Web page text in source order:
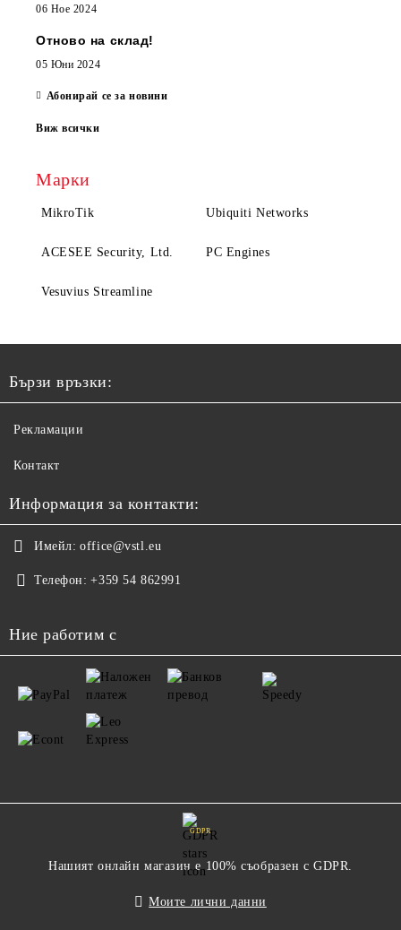
06 Ное 2024
Отново на склад!
05 Юни 2024
Абонирай се за новини
Виж всички
Марки
MikroTik Ubiquiti Networks
ACESEE Security, Ltd. PC Engines
Vesuvius Streamline
Бързи връзки:
Рекламации
Контакт
Информация за контакти:
Имейл: office@vstl.eu
Телефон: +359 54 862991
Ние работим с
GDPR
Нашият онлайн магазин е 100% съобразен с GDPR.
Моите лични данни